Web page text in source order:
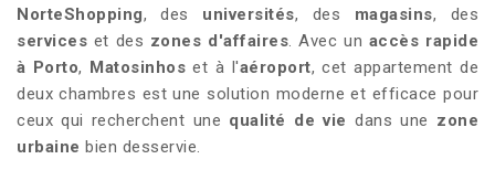
NorteShopping, des universités, des magasins, des
services et des zones d'affaires. Avec un accès rapide
à Porto, Matosinhos et à l'aéroport, cet appartement de
deux chambres est une solution moderne et efficace pour
ceux qui recherchent une qualité de vie dans une zone
urbaine bien desservie.